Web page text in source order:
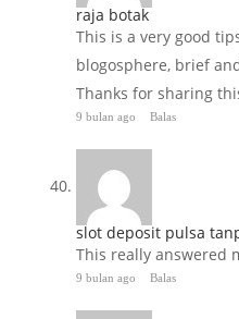
raja botak
This is a very good
blogosphere, brief
Thanks for sharing
9 bulan ago Balas
slot deposit pulsa
This really answered
9 bulan ago Balas